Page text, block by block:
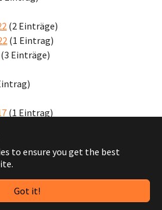
to ensure you get the best
Got it!
(2 Einträge)
(1 Eintrag)
(3 Einträge)
(1 Eintrag)